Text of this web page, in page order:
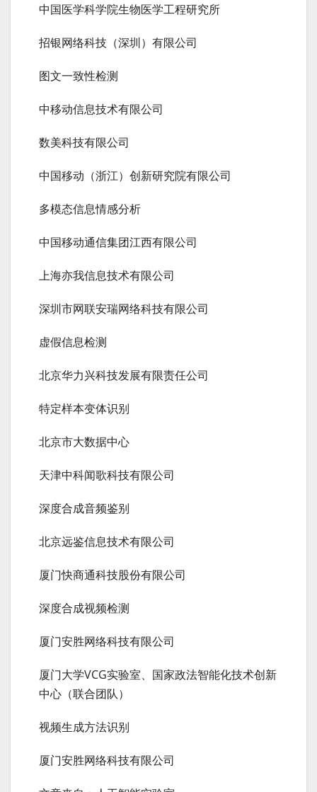
中国医学科学院生物医学工程研究所
招银网络科技（深圳）有限公司
图文一致性检测
中移动信息技术有限公司
数美科技有限公司
中国移动（浙江）创新研究院有限公司
多模态信息情感分析
中国移动通信集团江西有限公司
上海亦我信息技术有限公司
深圳市网联安瑞网络科技有限公司
虚假信息检测
北京华力兴科技发展有限责任公司
特定样本变体识别
北京市大数据中心
天津中科闻歌科技有限公司
深度合成音频鉴别
北京远鉴信息技术有限公司
厦门快商通科技股份有限公司
深度合成视频检测
厦门安胜网络科技有限公司
厦门大学VCG实验室、国家政法智能化技术创新
中心（联合团队）
视频生成方法识别
厦门安胜网络科技有限公司